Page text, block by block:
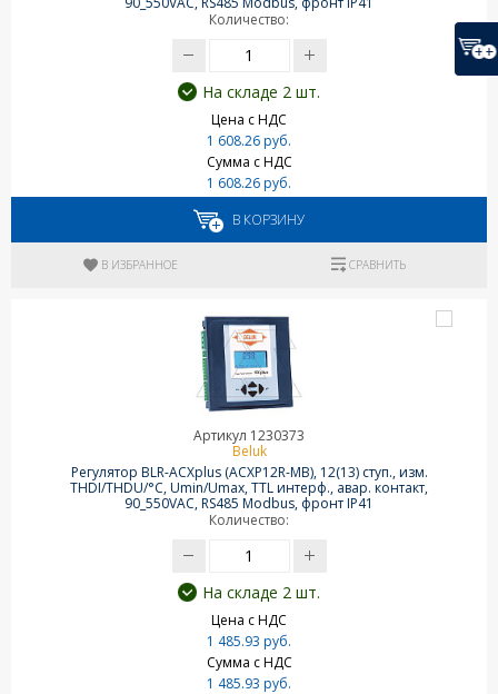
Количество:
На складе 2 шт.
Цена с НДС
1 608.26 руб.
Сумма с НДС
1 608.26 руб.
В КОРЗИНУ
В ИЗБРАННОЕ СРАВНИТЬ
Артикул 1230373
Beluk
Регулятор BLR-ACXplus (ACXP12R-MB), 12(13) ступ., изм.
THDI/THDU/°C, Umin/Umax, TTL интерф., авар. контакт,
90_550VAC, RS485 Modbus, фронт IP41
Количество:
На складе 2 шт.
Цена с НДС
1 485.93 руб.
Сумма с НДС
1 485.93 руб.